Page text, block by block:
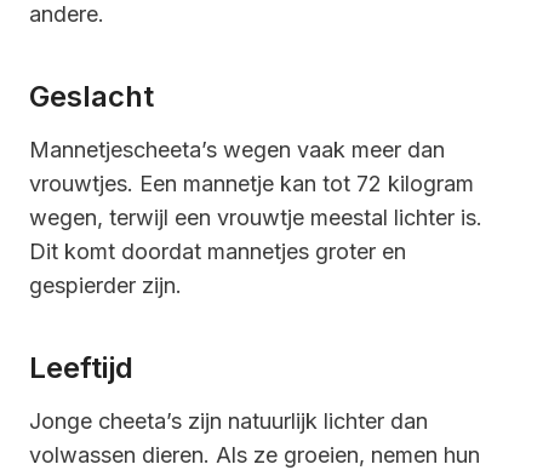
andere.
Geslacht
Mannetjescheeta’s wegen vaak meer dan
vrouwtjes. Een mannetje kan tot 72 kilogram
wegen, terwijl een vrouwtje meestal lichter is.
Dit komt doordat mannetjes groter en
gespierder zijn.
Leeftijd
Jonge cheeta’s zijn natuurlijk lichter dan
volwassen dieren. Als ze groeien, nemen hun